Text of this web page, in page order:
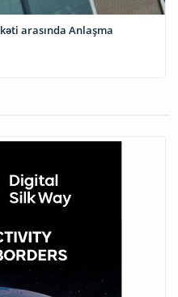
arasında Anlaşma